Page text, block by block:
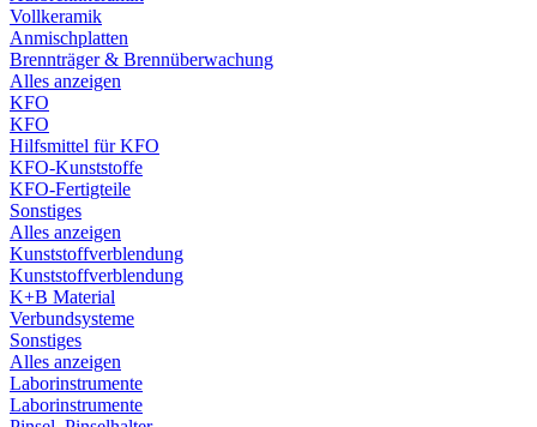
Vollkeramik
Anmischplatten
Brennträger & Brennüberwachung
Alles anzeigen
KFO
KFO
Hilfsmittel für KFO
KFO-Kunststoffe
KFO-Fertigteile
Sonstiges
Alles anzeigen
Kunststoffverblendung
Kunststoffverblendung
K+B Material
Verbundsysteme
Sonstiges
Alles anzeigen
Laborinstrumente
Laborinstrumente